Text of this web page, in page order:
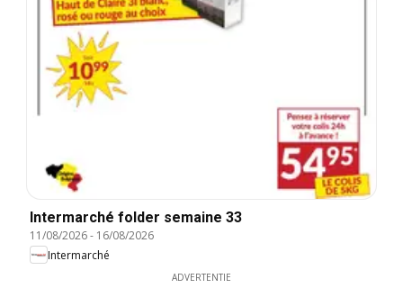
Intermarché folder semaine 33
11/08/2026- 16/08/2026
Intermarché
ADVERTENTIE